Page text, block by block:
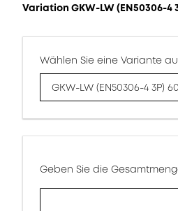
Variation GKW-LW (EN50306-4
Wählen Sie eine Variante
GKW-LW (EN50306-4 3P)
Geben Sie die